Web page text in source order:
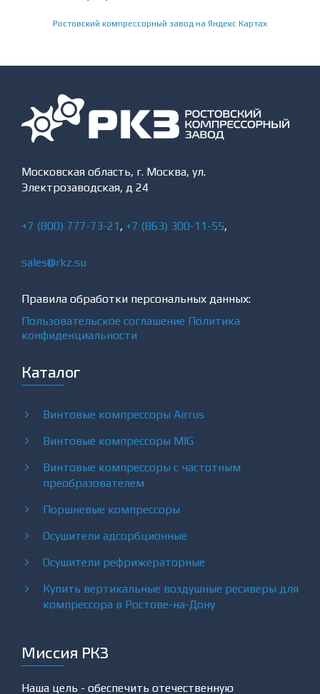
Ростовский компрессорный завод на Яндекс Картах
Московская область, г. Москва, ул.
Электрозаводская, д 24
+7 (800) 777-73-21, +7 (863) 300-11-55,
sales@rkz.su
Правила обработки персональных данных:
Пользовательское соглашение Политика
конфиденциальности
Каталог
Винтовые компрессоры Airrus
Винтовые компрессоры MIG
Винтовые компрессоры с частотным
преобразователем
Поршневые компрессоры
Осушители адсорбционные
Осушители рефрижераторные
Купить вертикальные воздушные ресиверы для
компрессора в Ростове-на-Дону
Миссия РКЗ
Наша цель - обеспечить отечественную